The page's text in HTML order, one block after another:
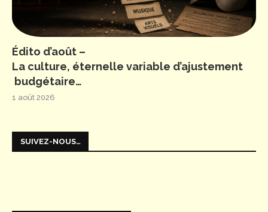
Édito d’août –
La culture, éternelle variable d’ajustement
budgétaire…
1 août 2026
SUIVEZ-NOUS…